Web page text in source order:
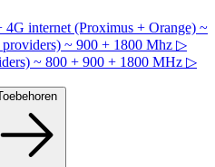
4G internet (Proximus + Orange) ~
~ 900 + 1800 Mhz ▷
~ 800 + 900 + 1800 MHz ▷